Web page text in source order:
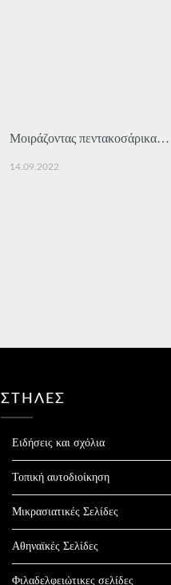
Μοιράζοντας πεντακοσάρικα…
14.09.2022
ΣΤΗΛΕΣ
Ειδήσεις και σχόλια
Τοπική αυτοδιοίκηση
Μικρασιατικές Σελίδες
Αθηναϊκές Σελίδες
Φιλαδελφειώτικες σελίδες